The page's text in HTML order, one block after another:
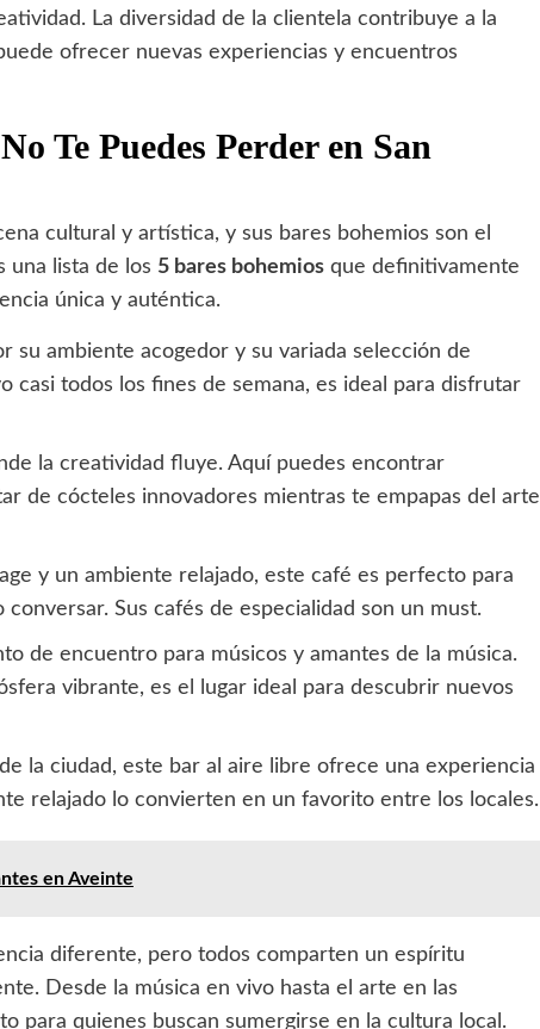
La diversidad de la clientela contribuye a la
ofrecer nuevas experiencias y encuentros
Te Puedes Perder en San
cultural y artística, y sus bares bohemios son el
una lista de los 5 bares bohemios que definitivamente
única y auténtica.
su ambiente acogedor y su variada selección de
casi todos los fines de semana, es ideal para disfrutar
la creatividad fluye. Aquí puedes encontrar
de cócteles innovadores mientras te empapas del arte
y un ambiente relajado, este café es perfecto para
Sus cafés de especialidad son un must.
de encuentro para músicos y amantes de la música.
vibrante, es el lugar ideal para descubrir nuevos
la ciudad, este bar al aire libre ofrece una experiencia
relajado lo convierten en un favorito entre los locales.
en Aveinte
diferente, pero todos comparten un espíritu
Desde la música en vivo hasta el arte en las
para quienes buscan sumergirse en la cultura local.